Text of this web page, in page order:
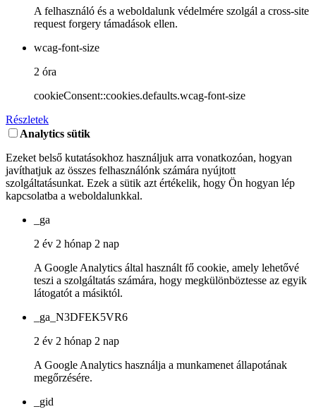
A felhasználó és a weboldalunk védelmére szolgál a cross-site
request forgery támadások ellen.
wcag-font-size
2 óra
cookieConsent::cookies.defaults.wcag-font-size
Részletek
Analytics sütik
Ezeket belső kutatásokhoz használjuk arra vonatkozóan, hogyan
javíthatjuk az összes felhasználónk számára nyújtott
szolgáltatásunkat. Ezek a sütik azt értékelik, hogy Ön hogyan lép
kapcsolatba a weboldalunkkal.
_ga
2 év 2 hónap 2 nap
A Google Analytics által használt fő cookie, amely lehetővé
teszi a szolgáltatás számára, hogy megkülönböztesse az egyik
látogatót a másiktól.
_ga_N3DFEK5VR6
2 év 2 hónap 2 nap
A Google Analytics használja a munkamenet állapotának
megőrzésére.
_gid